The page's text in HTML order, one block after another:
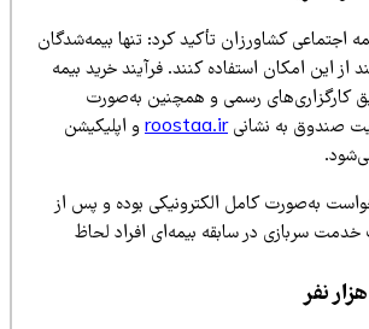
کشاورزان تأکید کرد: تنها بیمه‌شدگان
امکان استفاده کنند. فرآیند خرید بیمه
رسمی و همچنین به‌صورت
به نشانیroostaa.irو اپلیکیشن
کامل الکترونیکی بوده و پس از
در سابقه بیمه‌ای افراد لحاظ